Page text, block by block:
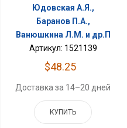
Юдовская А.Я.,
Баранов П.А.,
Ванюшкина Л.М. и др.П
Артикул: 1521139
$48.25
Доставка за 14–20 дней
КУПИТЬ